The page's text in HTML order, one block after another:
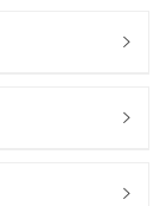


